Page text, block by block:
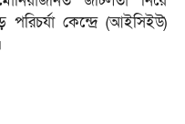
পরিচর্যা কেন্দ্রে (আইসিইউ)